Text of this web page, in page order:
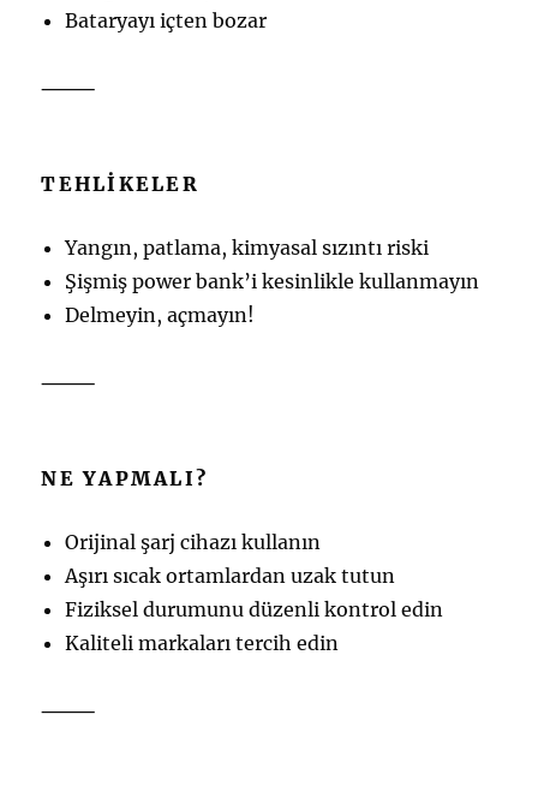
Bataryayı içten bozar
⸻
TEHLIKELER
Yangın, patlama, kimyasal sızıntı riski
Şişmiş power bank’i kesinlikle kullanmayın
Delmeyin, açmayın!
⸻
NE YAPMALI?
Orijinal şarj cihazı kullanın
Aşırı sıcak ortamlardan uzak tutun
Fiziksel durumunu düzenli kontrol edin
Kaliteli markaları tercih edin
⸻